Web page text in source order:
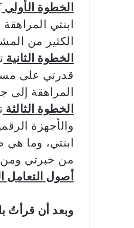
الخطوة الأولى
ابنتي
الكثير من
الخطوة الثانية
قدرتي على
المراهقة إلى
الخطوة الثالثة
والأجهزة
ابنتي، وما
من خبرتي ومن
أصول التعامل
وبعد أن قرأتُ